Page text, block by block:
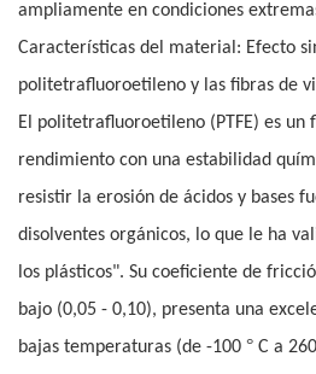
ampliamente en condiciones
Características del material: Efecto
politetrafluoroetileno y las fibras de
El politetrafluoroetileno (PTFE) es
rendimiento con una estabilidad
resistir la erosión de ácidos y bases
disolventes orgánicos, lo que le ha
los plásticos". Su coeficiente de
bajo (0,05 - 0,10), presenta una
bajas temperaturas (de -100 ° C a 260